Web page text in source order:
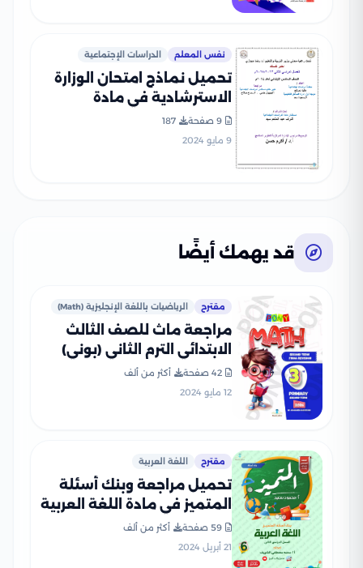
نفس المعلم الدراسات الإجتماعية
تحميل نماذج امتحان الوزارة
الاسترشادية في مادة
الدراسات الاجتماعية للصف
السادس الابتدائي الترم الثاني
9 صفحة
187
9 مايو 2024
قد يهمك أيضًا
مقترح الرياضيات باللغة الإنجليزية (Math)
مراجعة ماث للصف الثالث
الابتدائي الترم الثاني (بوني)
PDF بالاجابات
42 صفحة
أكثر من ألف
12 مايو 2024
مقترح اللغة العربية
تحميل مراجعة وبنك أسئلة
المتميز في مادة اللغة العربية
للصف السادس الابتدائي الترم
الثاني
59 صفحة
أكثر من ألف
21 أبريل 2024